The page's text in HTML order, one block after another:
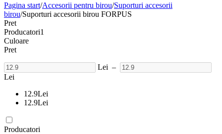
Pagina start/Accesorii pentru birou/Suporturi accesorii
birou/Suporturi accesorii birou FORPUS
Pret
Producatori1
Culoare
Pret
Lei –
Lei
12.9Lei
12.9Lei
Producatori